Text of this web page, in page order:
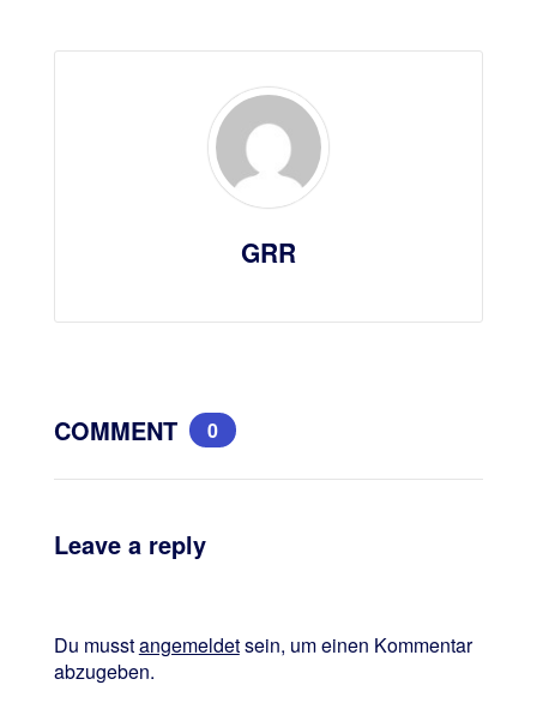
GRR
COMMENT 0
Leave a reply
Du musstangemeldetsein, um einen Kommentar
abzugeben.